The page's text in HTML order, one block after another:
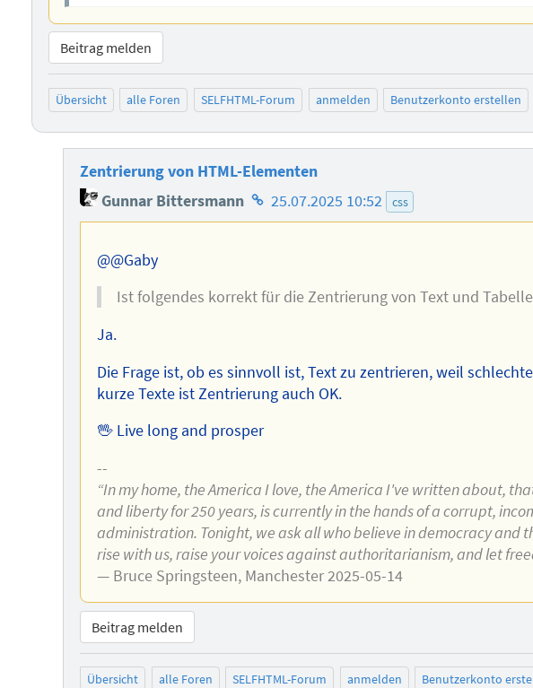
Beitrag melden
Übersicht alle Foren SELFHTML-Forum anmelden Benutzerkonto erstellen
Zentrierung von HTML-Elementen
Gunnar Bittersmann Homepage
des
25.07.2025 10:52 css
@@Gaby
Ist folgendes korrekt für die Zentrierung von Text und
Ja.
Die Frage ist, ob es sinnvoll ist, Text zu zentrieren, weil
kurze Texte ist Zentrierung auch OK.
🖖 Live long and prosper
--
“In my home, the America I love, the America I've written about,
and liberty for 250 years, is currently in the hands of a corrupt,
administration. Tonight, we ask all who believe in democracy and
rise with us, raise your voices against authoritarianism, and let
— Bruce Springsteen, Manchester 2025-05-14
Beitrag melden
Übersicht alle Foren SELFHTML-Forum anmelden Benutzerkonto